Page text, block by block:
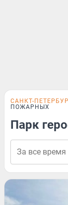
САНКТ-
ПОЖАРНЫХ
Парк